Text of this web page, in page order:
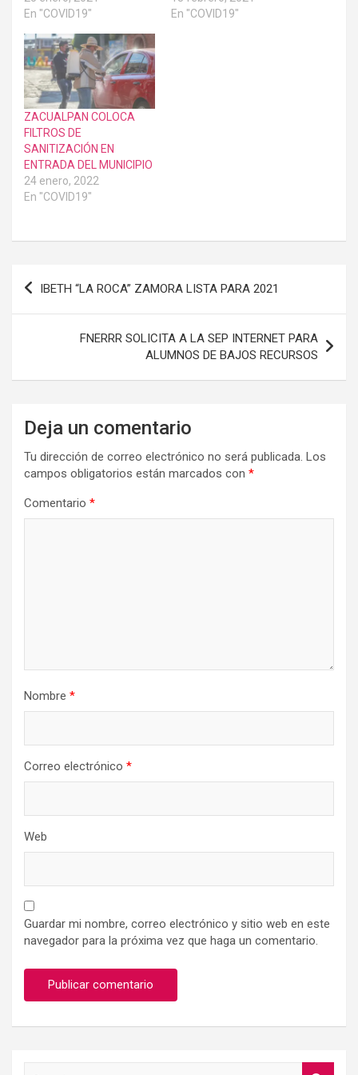
En "COVID19"
En "COVID19"
ZACUALPAN COLOCA
FILTROS DE
SANITIZACIÓN EN
ENTRADA DEL MUNICIPIO
24 enero, 2022
En "COVID19"
Navegación
entradas
IBETH “LA ROCA” ZAMORA LISTA PARA 2021
FNERRR SOLICITA A LA SEP INTERNET PARA
ALUMNOS DE BAJOS RECURSOS
Deja un comentario
Tu dirección de correo electrónico no será publicada. Los
campos obligatorios están marcados con *
Comentario *
Nombre *
Correo electrónico *
Web
Guardar mi nombre, correo electrónico y sitio web en este
navegador para la próxima vez que haga un comentario.